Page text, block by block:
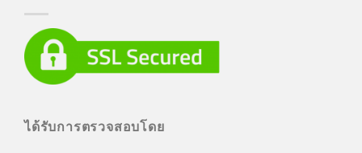
ได้รับการตรวจสอบโดย